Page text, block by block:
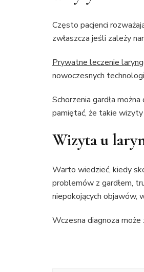
Często pacjenci
zwłaszcza jeśli zależy
Prywatne leczenie
nowoczesnych
Schorzenia gardła
pamiętać, że takie
Wizyta u
Warto wiedzieć, kiedy
problemów z gardłem,
niepokojących objawów,
Wczesna diagnoza